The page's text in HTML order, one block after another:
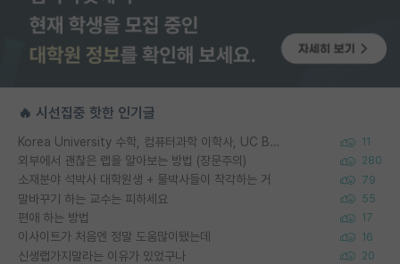
🔥 시선집중 핫한 인기글
Korea University 수학, 컴퓨터과학 이학사, UC Berkeley 산업공학 대학원 공학박사가 되는 것은 쉽지 않겠죠? 11
외부에서 괜찮은 랩을 알아보는 방법 (장문주의) 280
소재분야 석박사 대학원생 + 물박사들이 착각하는 거 79
말바꾸기 하는 교수는 피하세요 55
편애 하는 방법 17
이사이트가 처음엔 정말 도움많이됐는데 16
신생랩가지말라는 이유가 있었구나 20